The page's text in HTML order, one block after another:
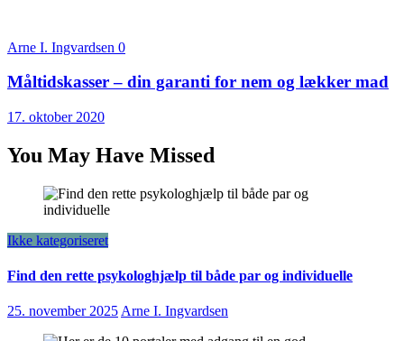
Arne I. Ingvardsen 0
Måltidskasser – din garanti for nem og lækker mad
17. oktober 2020
You May Have Missed
Ikke kategoriseret
Find den rette psykologhjælp til både par og individuelle
25. november 2025Arne I. Ingvardsen